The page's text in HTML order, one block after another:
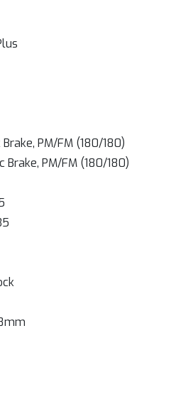
PM/FM (180/180)
Brake, PM/FM (180/180)